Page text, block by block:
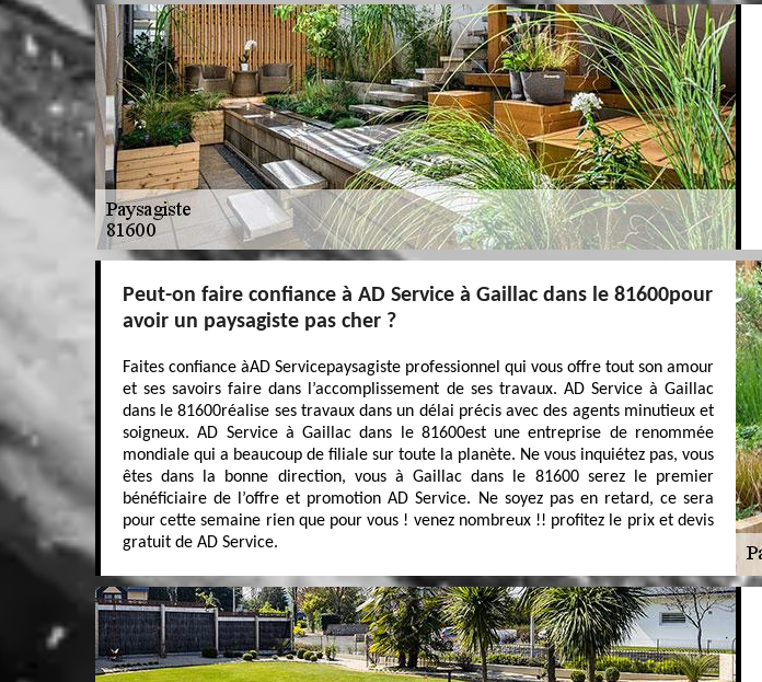
Peut-on faire confiance à AD Service à Gaillac dans le 81600pour
avoir un paysagiste pas cher ?
Faites confiance àAD Servicepaysagiste professionnel qui vous offre tout son amour
et ses savoirs faire dans l’accomplissement de ses travaux. AD Service à Gaillac
dans le 81600réalise ses travaux dans un délai précis avec des agents minutieux et
soigneux. AD Service à Gaillac dans le 81600est une entreprise de renommée
mondiale qui a beaucoup de filiale sur toute la planète. Ne vous inquiétez pas, vous
êtes dans la bonne direction, vous à Gaillac dans le 81600 serez le premier
bénéficiaire de l’offre et promotion AD Service. Ne soyez pas en retard, ce sera
pour cette semaine rien que pour vous ! venez nombreux !! profitez le prix et devis
gratuit de AD Service.